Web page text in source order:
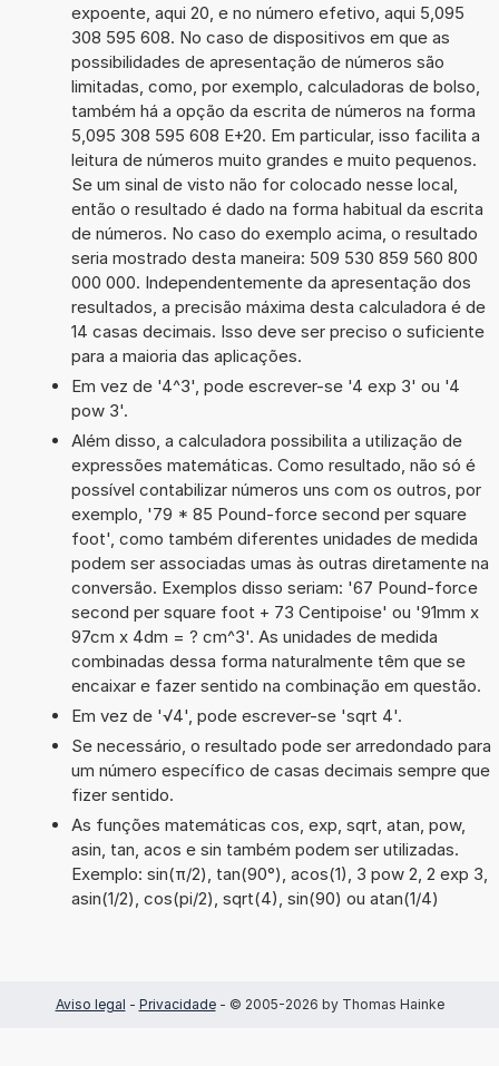
expoente, aqui 20, e no número efetivo, aqui 5,095
308 595 608. No caso de dispositivos em que as
possibilidades de apresentação de números são
limitadas, como, por exemplo, calculadoras de bolso,
também há a opção da escrita de números na forma
5,095 308 595 608 E+20. Em particular, isso facilita a
leitura de números muito grandes e muito pequenos.
Se um sinal de visto não for colocado nesse local,
então o resultado é dado na forma habitual da escrita
de números. No caso do exemplo acima, o resultado
seria mostrado desta maneira: 509 530 859 560 800
000 000. Independentemente da apresentação dos
resultados, a precisão máxima desta calculadora é de
14 casas decimais. Isso deve ser preciso o suficiente
para a maioria das aplicações.
Em vez de '4^3', pode escrever-se '4 exp 3' ou '4
pow 3'.
Além disso, a calculadora possibilita a utilização de
expressões matemáticas. Como resultado, não só é
possível contabilizar números uns com os outros, por
exemplo, '79 * 85 Pound-force second per square
foot', como também diferentes unidades de medida
podem ser associadas umas às outras diretamente na
conversão. Exemplos disso seriam: '67 Pound-force
second per square foot + 73 Centipoise' ou '91mm x
97cm x 4dm = ? cm^3'. As unidades de medida
combinadas dessa forma naturalmente têm que se
encaixar e fazer sentido na combinação em questão.
Em vez de '√4', pode escrever-se 'sqrt 4'.
Se necessário, o resultado pode ser arredondado para
um número específico de casas decimais sempre que
fizer sentido.
As funções matemáticas cos, exp, sqrt, atan, pow,
asin, tan, acos e sin também podem ser utilizadas.
Exemplo: sin(π/2), tan(90°), acos(1), 3 pow 2, 2 exp 3,
asin(1/2), cos(pi/2), sqrt(4), sin(90) ou atan(1/4)
Aviso legal - Privacidade- © 2005-2026 by Thomas Hainke